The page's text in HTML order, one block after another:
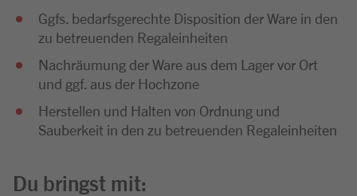
Ggfs. bedarfsgerechte Disposition der Ware in den
zu betreuenden Regaleinheiten
Nachräumung der Ware aus dem Lager vor Ort
und ggf. aus der Hochzone
Herstellen und Halten von Ordnung und
Sauberkeit in den zu betreuenden Regaleinheiten
Du bringst mit: